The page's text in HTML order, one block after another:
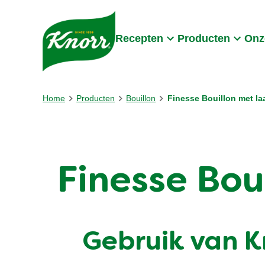
Skip to:
Recepten Producten
Home Producten Bouillon Finesse Bouillon met
Finesse
Gebruik van